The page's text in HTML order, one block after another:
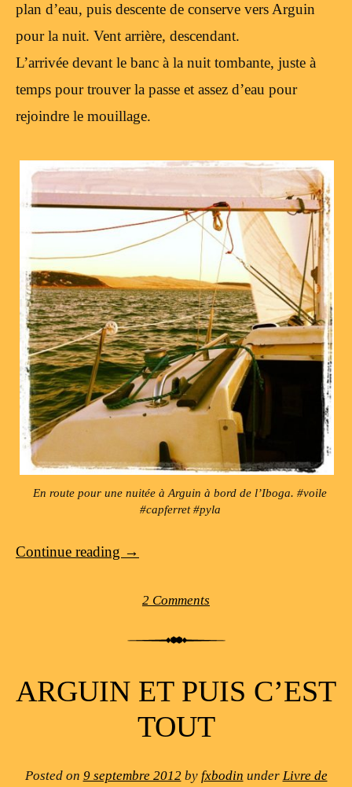
plan d’eau, puis descente de conserve vers Arguin
pour la nuit. Vent arrière, descendant.
L’arrivée devant le banc à la nuit tombante, juste à
temps pour trouver la passe et assez d’eau pour
rejoindre le mouillage.
En route pour une nuitée à Arguin à bord de l’Iboga. #voile
#capferret #pyla
Continue reading →
2 Comments
ARGUIN ET PUIS C’EST
TOUT
Posted on 9 septembre 2012 by fxbodin under Livre de